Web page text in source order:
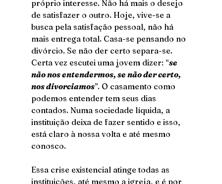
próprio interesse. Não há mais o desejo
de satisfazer o outro. Hoje, vive-se a
busca pela satisfação pessoal, não há
mais entrega total. Casa-se pensando no
divórcio. Se não der certo separa-se.
Certa vez escutei uma jovem dizer: “se
não nos entendermos, se não der certo,
nos divorciamos”. O casamento como
podemos entender tem seus dias
contados. Numa sociedade líquida, a
instituição deixa de fazer sentido e isso,
está claro à nossa volta e até mesmo
conosco.
Essa crise existencial atinge todas as
instituições, até mesmo a igreja, e é por